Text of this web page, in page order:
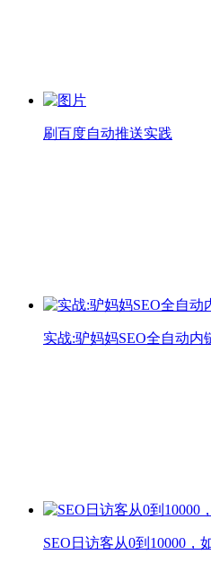
刷百度自动推送实践
实战:驴妈妈SEO全自动内
SEO日访客从0到10000，